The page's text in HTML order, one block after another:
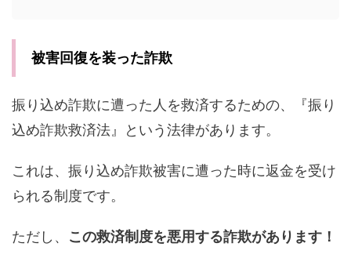
被害回復を装った詐欺
振り込め詐欺に遭った人を救済するための、『振り
込め詐欺救済法』という法律があります。
これは、振り込め詐欺被害に遭った時に返金を受け
られる制度です。
ただし、 この救済制度を悪用する詐欺があります！